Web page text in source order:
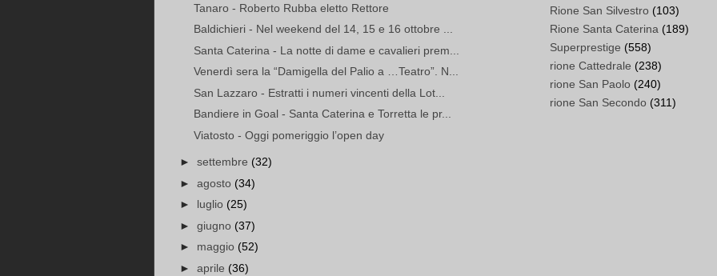
Tanaro - Roberto Rubba eletto Rettore
Baldichieri - Nel weekend del 14, 15 e 16 ottobre ...
Santa Caterina - La notte di dame e cavalieri prem...
Venerdì sera la “Damigella del Palio a …Teatro”. N...
San Lazzaro - Estratti i numeri vincenti della Lot...
Bandiere in Goal - Santa Caterina e Torretta le pr...
Viatosto - Oggi pomeriggio l’open day
► settembre (32)
► agosto (34)
► luglio (25)
► giugno (37)
► maggio (52)
► aprile (36)
Rione San Silvestro (103)
Rione Santa Caterina (189)
Superprestige (558)
rione Cattedrale (238)
rione San Paolo (240)
rione San Secondo (311)